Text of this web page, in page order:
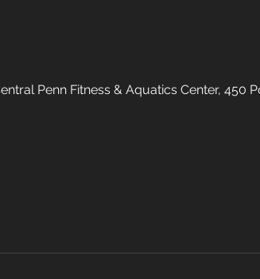
Penn Fitness & Aquatics Center, 450